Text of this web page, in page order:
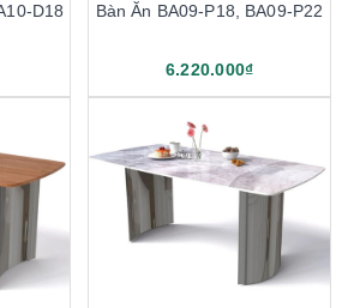
D18 Bàn Ăn BA09-P18, BA09-P22
6.220.000₫